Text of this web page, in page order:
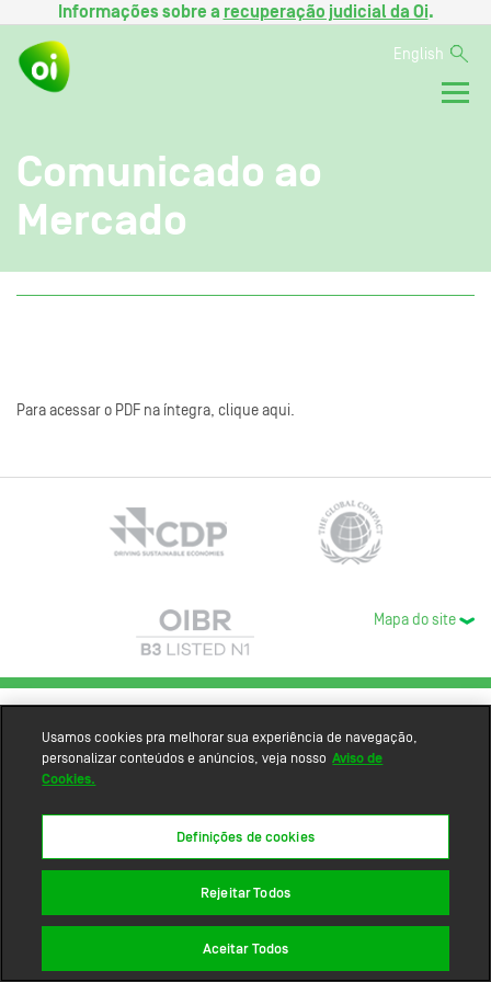
Informações sobre a recuperação judicial da Oi.
English
Comunicado ao
Mercado
Para acessar o PDF na íntegra, clique aqui.
Mapa do site
Usamos cookies pra melhorar sua experiência de navegação,
personalizar conteúdos e anúncios, veja nosso Aviso de
Cookies.
Definições de cookies
Rejeitar Todos
Aceitar Todos